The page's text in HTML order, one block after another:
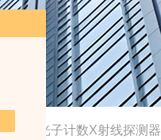
混合光子计数X射线探测器